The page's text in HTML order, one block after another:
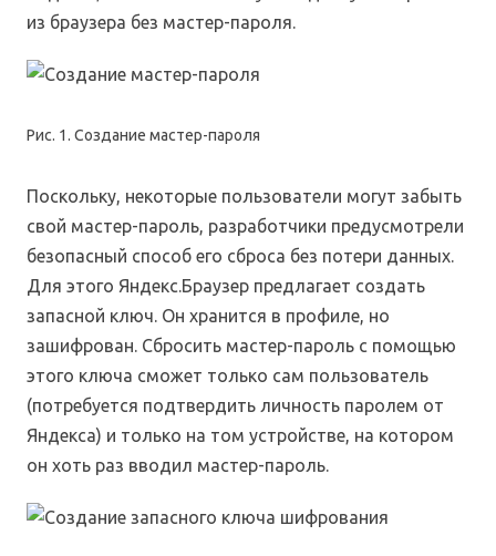
из браузера без мастер-пароля.
Рис. 1. Создание мастер-пароля
Поскольку, некоторые пользователи могут забыть
свой мастер-пароль, разработчики предусмотрели
безопасный способ его сброса без потери данных.
Для этого Яндекс.Браузер предлагает создать
запасной ключ. Он хранится в профиле, но
зашифрован. Сбросить мастер-пароль с помощью
этого ключа сможет только сам пользователь
(потребуется подтвердить личность паролем от
Яндекса) и только на том устройстве, на котором
он хоть раз вводил мастер-пароль.